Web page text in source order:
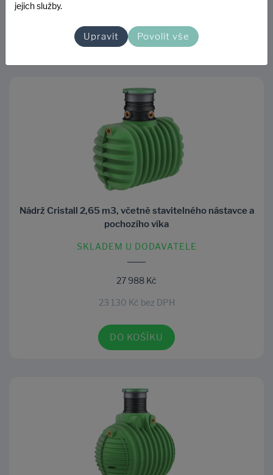
DO KOŠÍKU
Nádrž Cristall 2,65 m3, včetně stavitelného nástavce a
pochozího víka
SKLADEM U DODAVATELE
27 988 Kč
23 130 Kč bez DPH
DO KOŠÍKU
jejich služby.
Upravit Povolit vše